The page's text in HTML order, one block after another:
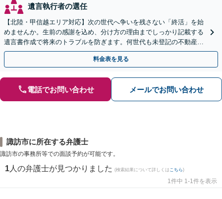
遺言執行者の選任
【北陸・甲信越エリア対応】次の世代へ争いを残さない「終活」を始
めませんか。生前の感謝を込め、分け方の理由までしっかり記載する
遺言書作成で将来のトラブルを防ぎます。何世代も未登記の不動産問
題も対応可能。【電話相談・WEB面談可】
料金表を見る
電話でお問い合わせ メールでお問い合わせ
諏訪市に所在する弁護士
諏訪市の事務所等での面談予約が可能です。
1 人の弁護士が見つかりました (検索結果について詳しくは こちら)
1件中 1-1件を表示